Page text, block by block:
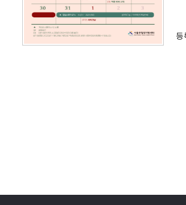
등